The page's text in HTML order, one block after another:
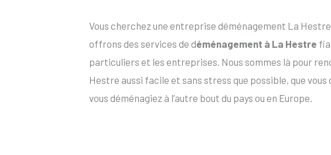
Vous cherchez une entreprise déménagement La Hestre
offrons des services de déménagement à La Hestre
particuliers et les entreprises. Nous sommes là pour
Hestre aussi facile et sans stress que possible, que vous
vous déménagiez à l’autre bout du pays ou en Europe.